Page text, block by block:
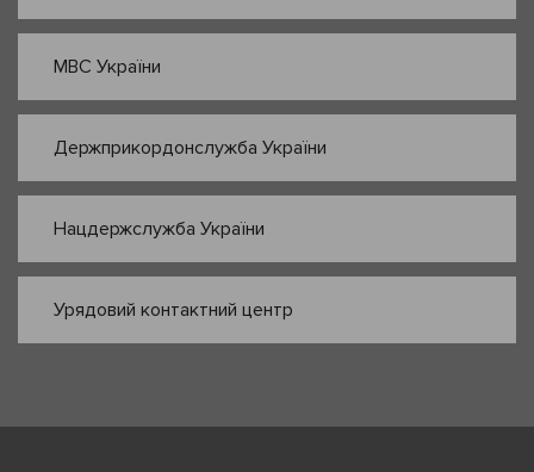
МВС України
Держприкордонслужба України
Нацдержслужба України
Урядовий контактний центр